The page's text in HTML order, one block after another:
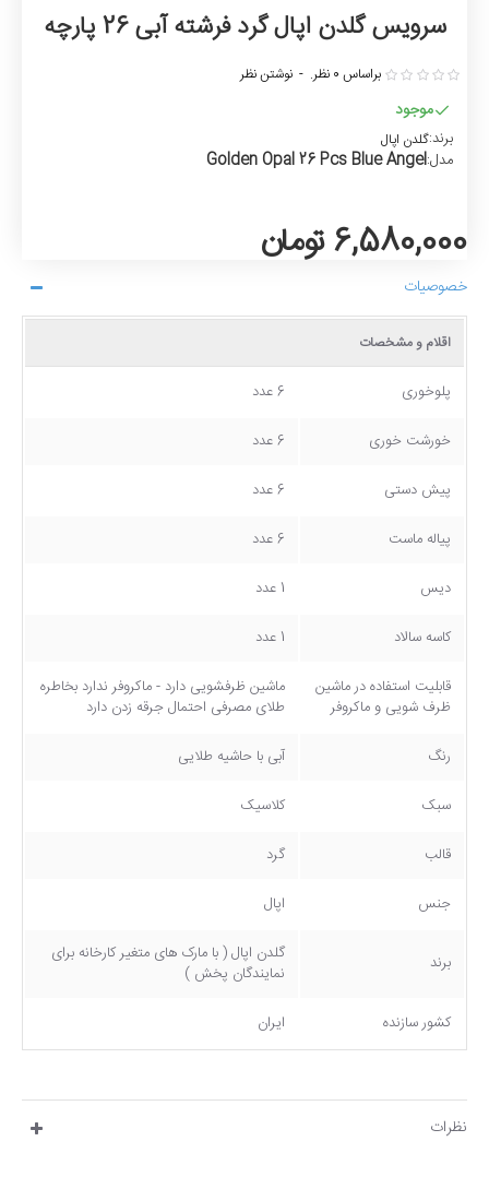
سرویس گلدن اپال گرد فرشته آبی 26 پارچه
موجود
برند:گلدن اپال
مدل:Golden Opal 26 Pcs Blue Angel
براساس 0 نظر. - نوشتن نظر
6,580,000 تومان
خصوصیات
اقلام و مشخصات
پلوخوری 6 عدد
خورشت خوری 6 عدد
پیش دستی 6 عدد
پیاله ماست 6 عدد
دیس 1 عدد
کاسه سالاد 1 عدد
قابلیت استفاده در ماشین
ظرف شویی و ماکروفر
ماشین ظرفشویی دارد - ماکروفر ندارد بخاطره
طلای مصرفی احتمال جرقه زدن دارد
رنگ آبی با حاشیه طلایی
سبک کلاسیک
قالب گرد
جنس اپال
برند
گلدن اپال ( با مارک های متغیر کارخانه برای
نمایندگان پخش )
کشور سازنده ایران
نظرات